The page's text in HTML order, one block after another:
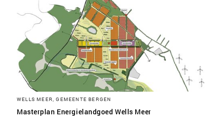
WELLS MEER, GEMEENTE BERGEN
Masterplan Energielandgoed Wells Meer